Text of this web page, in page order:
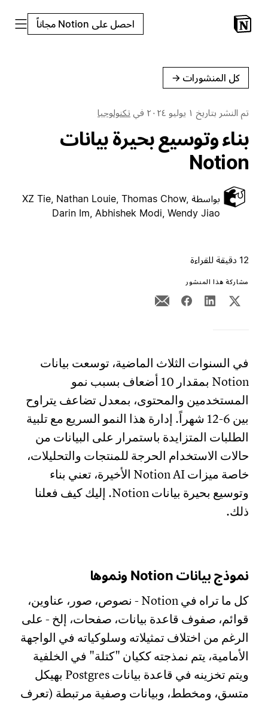
احصل على Notion مجاناً
كل المنشورات←
تم النشر بتاريخ١ يوليو ٢٠٢٤ فيتكنولوجيا
بناء وتوسيع بحيرة بيانات
Notion
بواسطة XZ Tie, Nathan Louie, Thomas Chow,
Darin Im, Abhishek Modi, Wendy Jiao
مشاركة هذا المنشور
في السنوات الثلاث الماضية، توسعت بيانات
Notion بمقدار 10 أضعاف بسبب نمو
المستخدمين والمحتوى، بمعدل تضاعف يتراوح
بين 6-12 شهراً. إدارة هذا النمو السريع مع تلبية
الطلبات المتزايدة باستمرار على البيانات من
حالات الاستخدام الحرجة للمنتجات والتحليلات،
خاصة ميزات Notion AI الأخيرة، تعني بناء
وتوسيع بحيرة بيانات Notion. إليك كيف فعلنا
ذلك.
نموذج بيانات Notion ونموها
كل ما تراه في Notion - نصوص، صور، عناوين،
قوائم، صفوف قاعدة بيانات، صفحات، إلخ - على
الرغم من اختلاف تمثيلاته وسلوكياته في الواجهة
الأمامية، يتم نمذجته ككيان "كتلة" في الخلفية
ويتم تخزينه في قاعدة بيانات Postgres بهيكل
متسق، ومخطط، وبيانات وصفية مرتبطة (تعرف